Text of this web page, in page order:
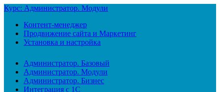
Курс: Администратор. Модули
Контент-менеджер
Продвижение сайта и Маркетинг
Установка и настройка
Администратор. Базовый
Администратор. Модули
Администратор. Бизнес
Интеграция с 1С